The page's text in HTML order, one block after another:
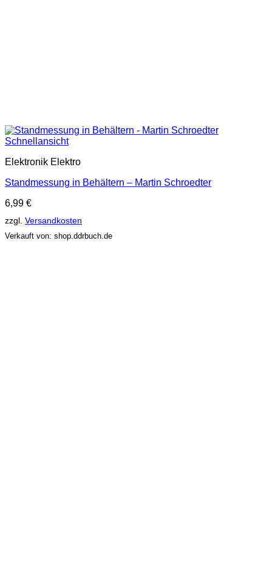
Schnellansicht
Elektronik Elektro
Standmessung in Behältern – Martin Schroedter
6,99 €
zzgl. Versandkosten
Verkauft von: shop.ddrbuch.de